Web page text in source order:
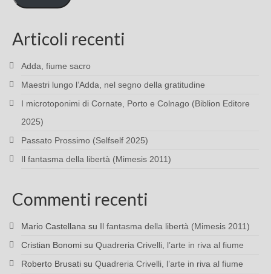
Articoli recenti
Adda, fiume sacro
Maestri lungo l’Adda, nel segno della gratitudine
I microtoponimi di Cornate, Porto e Colnago (Biblion Editore
2025)
Passato Prossimo (Selfself 2025)
Il fantasma della libertà (Mimesis 2011)
Commenti recenti
Mario Castellana su Il fantasma della libertà (Mimesis 2011)
Cristian Bonomi su Quadreria Crivelli, l’arte in riva al fiume
Roberto Brusati su Quadreria Crivelli, l’arte in riva al fiume